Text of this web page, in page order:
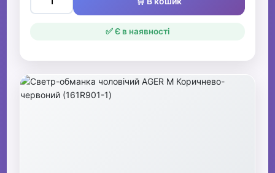
✅ Є в наявності